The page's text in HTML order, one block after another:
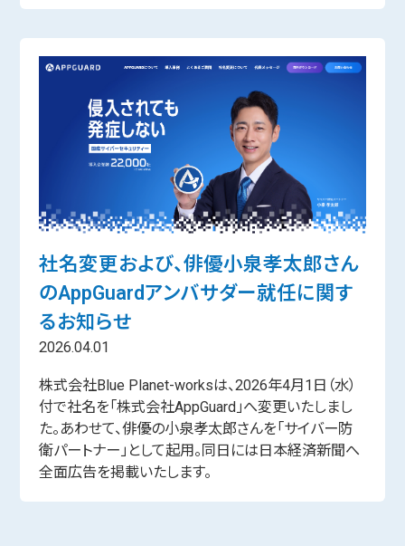
社名変更および、俳優小泉孝太郎さん
のAppGuardアンバサダー就任に関す
るお知らせ
2026.04.01
株式会社Blue Planet-worksは、2026年4月1日（水）
付で社名を「株式会社AppGuard」へ変更いたしまし
た。あわせて、俳優の小泉孝太郎さんを「サイバー防
衛パートナー」として起用。同日には日本経済新聞へ
全面広告を掲載いたします。